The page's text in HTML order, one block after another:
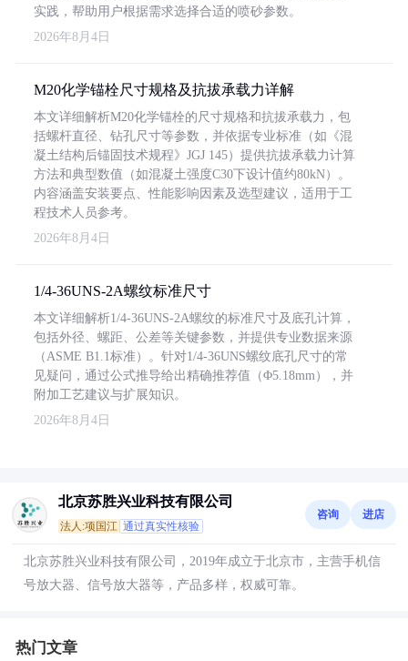
实践，帮助用户根据需求选择合适的喷砂参数。
2026年8月4日
M20化学锚栓尺寸规格及抗拔承载力详解
本文详细解析M20化学锚栓的尺寸规格和抗拔承载力，包
括螺杆直径、钻孔尺寸等参数，并依据专业标准（如《混
凝土结构后锚固技术规程》JGJ 145）提供抗拔承载力计算
方法和典型数值（如混凝土强度C30下设计值约80kN）。
内容涵盖安装要点、性能影响因素及选型建议，适用于工
程技术人员参考。
2026年8月4日
1/4-36UNS-2A螺纹标准尺寸
本文详细解析1/4-36UNS-2A螺纹的标准尺寸及底孔计算，
包括外径、螺距、公差等关键参数，并提供专业数据来源
（ASME B1.1标准）。针对1/4-36UNS螺纹底孔尺寸的常
见疑问，通过公式推导给出精确推荐值（Φ5.18mm），并
附加工艺建议与扩展知识。
2026年8月4日
北京苏胜兴业科技有限公司
法人:项国江 通过真实性核验
咨询 进店
北京苏胜兴业科技有限公司，2019年成立于北京市，主营手机信
号放大器、信号放大器等，产品多样，权威可靠。
热门文章